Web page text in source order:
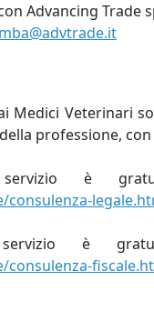
Advancing Trade
Medici Veterinari
professione,
è
consulenza-
è
consulenza-